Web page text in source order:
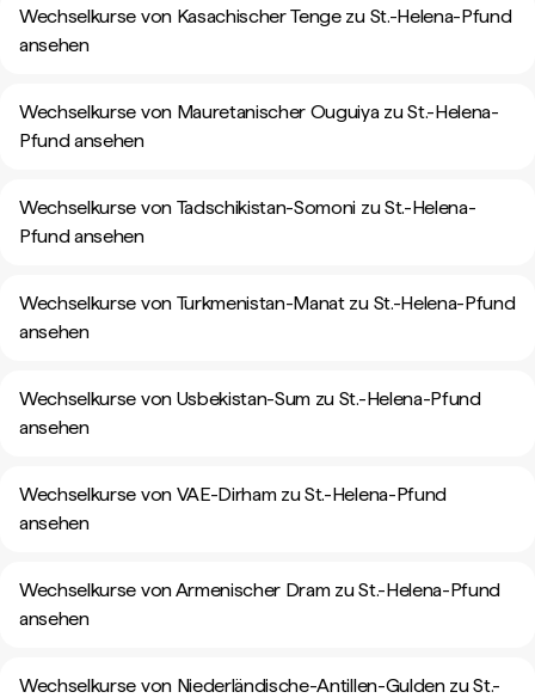
Wechselkurse von Kasachischer Tenge zu St.-Helena-Pfund
ansehen
Wechselkurse von Mauretanischer Ouguiya zu St.-Helena-
Pfund ansehen
Wechselkurse von Tadschikistan-Somoni zu St.-Helena-
Pfund ansehen
Wechselkurse von Turkmenistan-Manat zu St.-Helena-Pfund
ansehen
Wechselkurse von Usbekistan-Sum zu St.-Helena-Pfund
ansehen
Wechselkurse von VAE-Dirham zu St.-Helena-Pfund
ansehen
Wechselkurse von Armenischer Dram zu St.-Helena-Pfund
ansehen
Wechselkurse von Niederländische-Antillen-Gulden zu St.-